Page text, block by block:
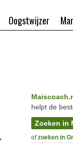
Oogstwijzer
helpt de
Zoeken in
ofzoeken in